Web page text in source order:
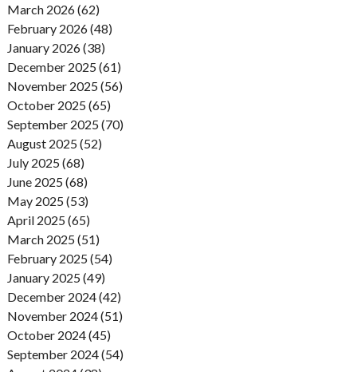
March 2026 (62)
February 2026 (48)
January 2026 (38)
December 2025 (61)
November 2025 (56)
October 2025 (65)
September 2025 (70)
August 2025 (52)
July 2025 (68)
June 2025 (68)
May 2025 (53)
April 2025 (65)
March 2025 (51)
February 2025 (54)
January 2025 (49)
December 2024 (42)
November 2024 (51)
October 2024 (45)
September 2024 (54)